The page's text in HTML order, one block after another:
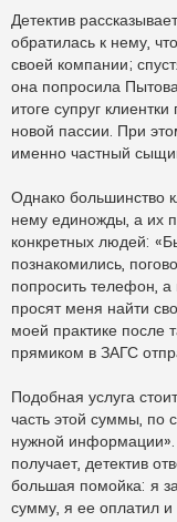
Детектив
обратилась к нему,
своей компании;
она попросила
итоге супруг
новой пассии. При
именно частный
Однако большинство
нему единожды, а их
конкретных людей:
познакомились,
попросить телефон, а
просят меня найти
моей практике после
прямиком в ЗАГС
Подобная услуга
часть этой суммы, по
нужной информации».
получает, детектив
большая помойка: я
сумму, я ее оплатил